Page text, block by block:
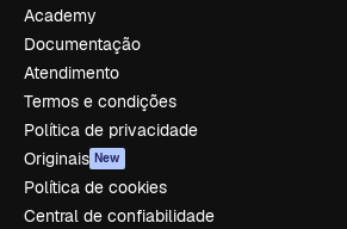
Academy
Documentação
Atendimento
Termos e condições
Política de privacidade
Originais New
Política de cookies
Central de confiabilidade